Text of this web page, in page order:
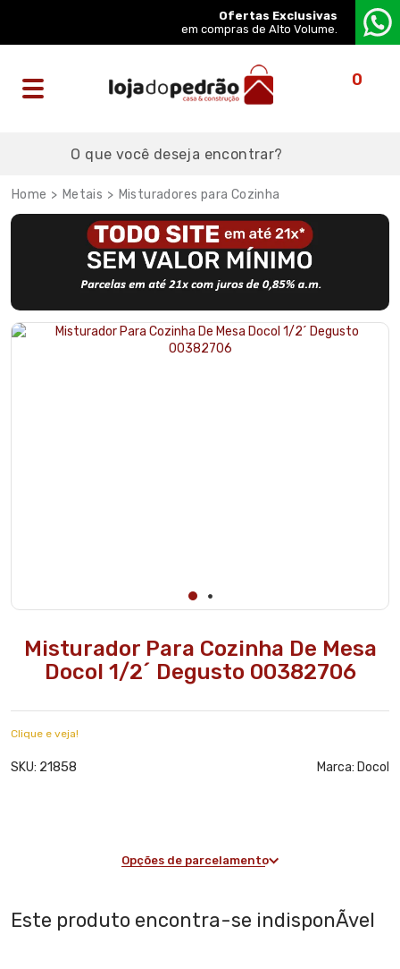
Ofertas Exclusivas
em compras de Alto Volume.
0
Metais Misturadores para Cozinha
Misturador Para Cozinha De Mesa
Docol 1/2´ Degusto 00382706
Clique e veja!
SKU: 21858 Marca: Docol
Opções de parcelamento